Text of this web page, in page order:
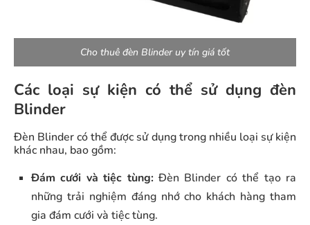
Cho thuê đèn Blinder uy tín giá tốt
Các loại sự kiện có thể sử dụng đèn
Blinder
Đèn Blinder có thể được sử dụng trong nhiều loại sự kiện
khác nhau, bao gồm:
Đám cưới và tiệc tùng:Đèn Blinder có thể tạo ra
những trải nghiệm đáng nhớ cho khách hàng tham
gia đám cưới và tiệc tùng.